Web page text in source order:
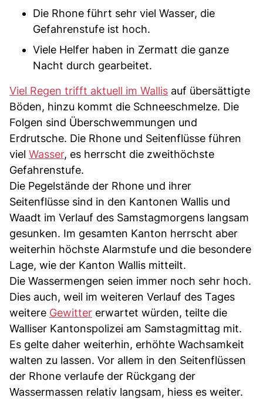
Die Rhone führt sehr viel Wasser, die
Gefahrenstufe ist hoch.
Viele Helfer haben in Zermatt die ganze
Nacht durch gearbeitet.
Viel Regen trifft aktuell im Wallis auf übersättigte
Böden, hinzu kommt die Schneeschmelze. Die
Folgen sind Überschwemmungen und
Erdrutsche. Die Rhone und Seitenflüsse führen
viel Wasser, es herrscht die zweithöchste
Gefahrenstufe.
Die Pegelstände der Rhone und ihrer
Seitenflüsse sind in den Kantonen Wallis und
Waadt im Verlauf des Samstagmorgens langsam
gesunken. Im gesamten Kanton herrscht aber
weiterhin höchste Alarmstufe und die besondere
Lage, wie der Kanton Wallis mitteilt.
Die Wassermengen seien immer noch sehr hoch.
Dies auch, weil im weiteren Verlauf des Tages
weitere Gewitter erwartet würden, teilte die
Walliser Kantonspolizei am Samstagmittag mit.
Es gelte daher weiterhin, erhöhte Wachsamkeit
walten zu lassen. Vor allem in den Seitenflüssen
der Rhone verlaufe der Rückgang der
Wassermassen relativ langsam, hiess es weiter.